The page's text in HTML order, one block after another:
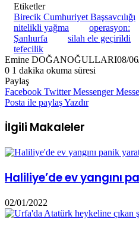
Etiketler
Birecik Cumhuriyet Başsavcılığı
nitelikli yağma
operasyon:
Şanlıurfa
silah ele geçirildi
tefecilik
Emine DOĞANOĞULLARI08/
0 1 dakika okuma süresi
Paylaş
Facebook Twitter Messenger
Posta ile paylaşYazdır
İlgili Makaleler
Haliliye’de ev yangını
02/01/2022